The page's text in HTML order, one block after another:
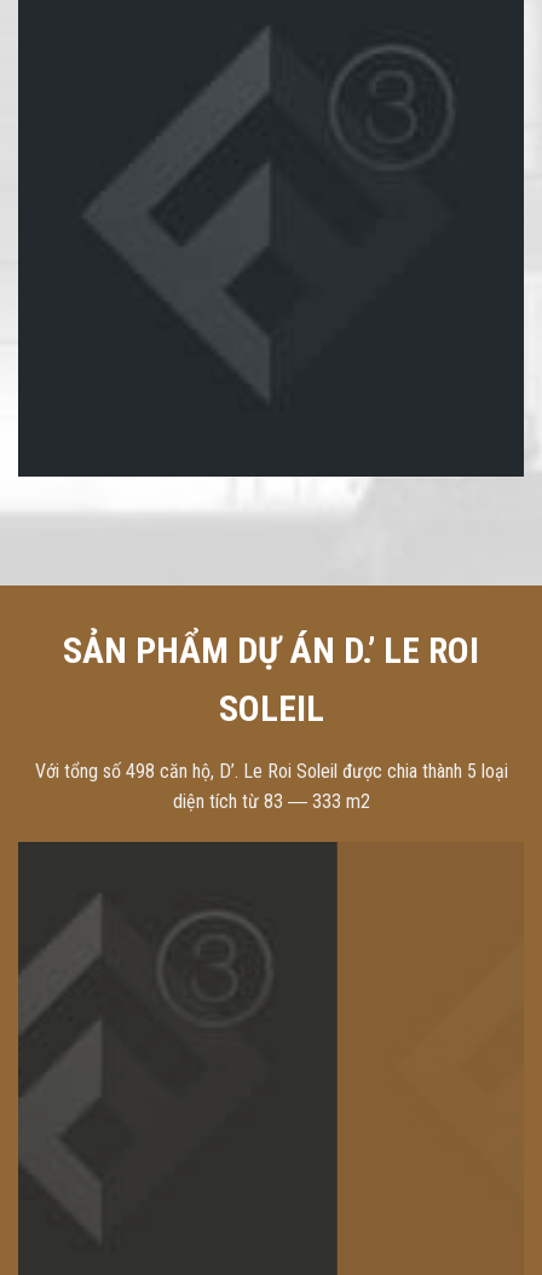
SẢN PHẨM DỰ ÁN D.’ LE ROI
SOLEIL
Với tổng số 498 căn hộ, D’. Le Roi Soleil được chia thành 5 loại
diện tích từ 83 ― 333 m2